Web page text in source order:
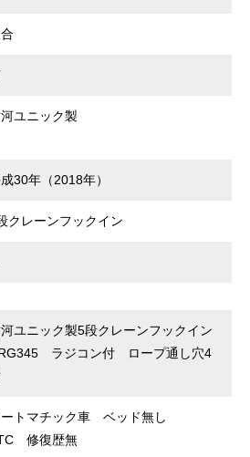
ユニック製
30年（2018年）
クレーンフックイン
ユニック製5段クレーンフックイン
ラジコン付 ロープ通し穴4
ートマチック車 ベッド無し
修復歴無